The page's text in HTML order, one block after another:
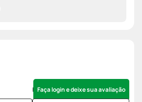
Faça login e deixe sua avaliação